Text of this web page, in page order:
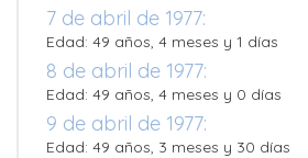
7 de abril de 1977:
Edad: 49 años, 4 meses y 1 días
8 de abril de 1977:
Edad: 49 años, 4 meses y 0 días
9 de abril de 1977:
Edad: 49 años, 3 meses y 30 días